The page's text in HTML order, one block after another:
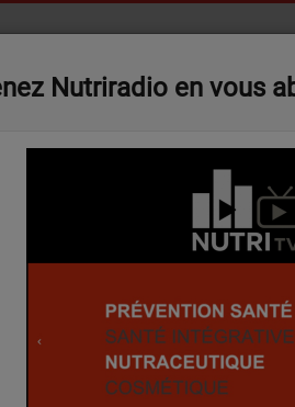
NUTRITV NUTRITALK
européenne dans les compléments
Nutriradio en vous